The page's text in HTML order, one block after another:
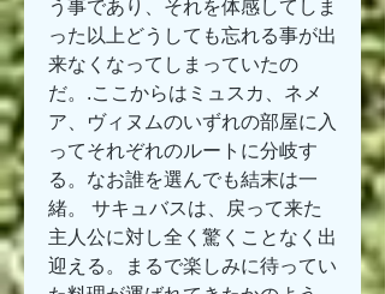
う事であり、それを体感してしま
った以上どうしても忘れる事が出
来なくなってしまっていたの
だ。.ここからはミュスカ、ネメ
ア、ヴィヌムのいずれの部屋に入
ってそれぞれのルートに分岐す
る。なお誰を選んでも結末は一
緒。 サキュバスは、戻って来た
主人公に対し全く驚くことなく出
迎える。まるで楽しみに待ってい